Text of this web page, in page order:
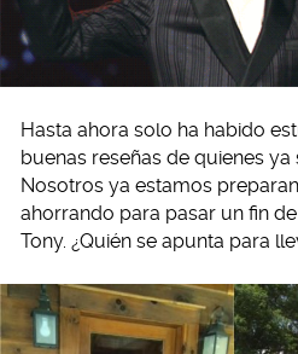
Hasta ahora solo ha habido
buenas reseñas de quienes
Nosotros ya estamos
ahorrando para pasar un fin
Tony. ¿Quién se apunta para